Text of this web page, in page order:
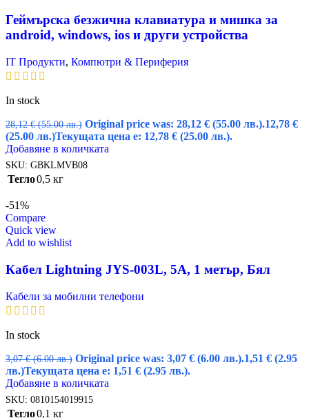
Геймърска безжична клавиатура и мишка за
android, windows, ios и други устройства
IT Продукти, Компютри & Периферия
In stock
28,12€ (55.00 лв.) Original price was: 28,12 € (55.00 лв.).12,78 €
(25.00 лв.)Текущата цена е: 12,78 € (25.00 лв.).
Добавяне в количката
SKU: GBKLMVB08
Тегло0,5 кг
-51%
Compare
Quick view
Add to wishlist
Кабел Lightning JYS-003L, 5A, 1 метър, Бял
Кабели за мобилни телефони
In stock
3,07€ (6.00 лв.) Original price was: 3,07 € (6.00 лв.).1,51 € (2.95
лв.)Текущата цена е: 1,51 € (2.95 лв.).
Добавяне в количката
SKU: 0810154019915
Тегло0,1 кг